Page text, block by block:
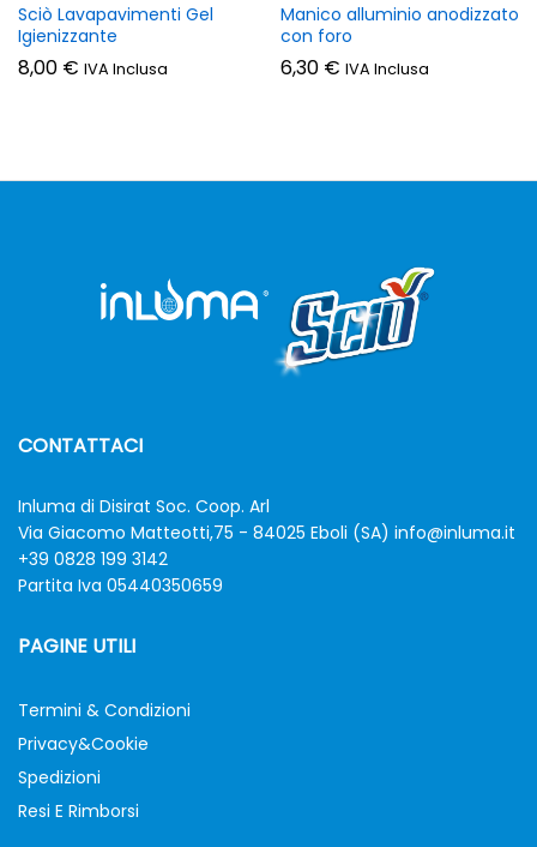
Sciò Lavapavimenti Gel
Igienizzante
8,00 € IVA Inclusa
Manico alluminio anodizzato
con foro
6,30 € IVA Inclusa
CONTATTACI
Inluma di Disirat Soc. Coop. Arl
Via Giacomo Matteotti,75 - 84025 Eboli (SA) info@inluma.it
+39 0828 199 3142
Partita Iva 05440350659
PAGINE UTILI
Termini & Condizioni
Privacy&Cookie
Spedizioni
Resi E Rimborsi